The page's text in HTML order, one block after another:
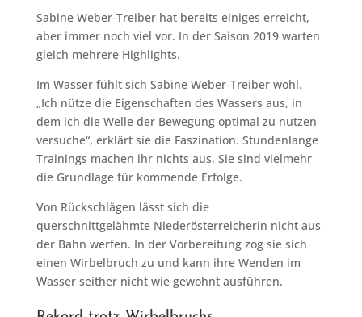
Sabine Weber-Treiber hat bereits einiges erreicht,
aber immer noch viel vor. In der Saison 2019 warten
gleich mehrere Highlights.
Im Wasser fühlt sich Sabine Weber-Treiber wohl.
„Ich nütze die Eigenschaften des Wassers aus, in
dem ich die Welle der Bewegung optimal zu nutzen
versuche“, erklärt sie die Faszination. Stundenlange
Trainings machen ihr nichts aus. Sie sind vielmehr
die Grundlage für kommende Erfolge.
Von Rückschlägen lässt sich die
querschnittgelähmte Niederösterreicherin nicht aus
der Bahn werfen. In der Vorbereitung zog sie sich
einen Wirbelbruch zu und kann ihre Wenden im
Wasser seither nicht wie gewohnt ausführen.